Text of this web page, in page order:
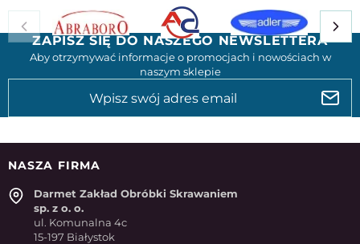
ZAPISZ SIĘ DO NASZEGO NEWSLETTERA
Aby otrzymywać informacje o promocjach i nowościach w
naszym sklepie
NASZA FIRMA
Darmet Zakład Obróbki Skrawaniem
sp. z o. o.
ul. Komunalna 4c
15-197 Białystok